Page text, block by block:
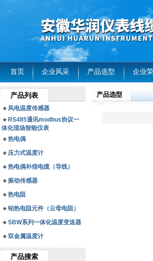
首页 企业风采 产品选型 企业
产品列表
风电温度传感器
RS485通讯modbus协议一
体化现场智能仪表
热电偶
压力式温度计
热电偶补偿电缆（导线）
振动传感器
热电阻
铂热电阻元件（云母电阻）
SBW系列一体化温度变送器
双金属温度计
产品搜索
产品选型